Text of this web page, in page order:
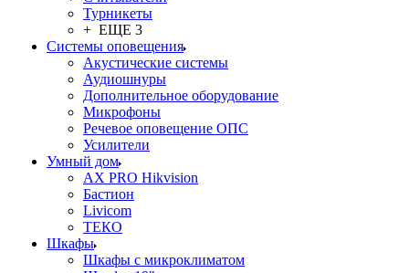
Турникеты
+ ЕЩЕ 3
Системы оповещения
Акустические системы
Аудиошнуры
Дополнительное оборудование
Микрофоны
Речевое оповещение ОПС
Усилители
Умный дом
AX PRO Hikvision
Бастион
Livicom
ТЕКО
Шкафы
Шкафы с микроклиматом